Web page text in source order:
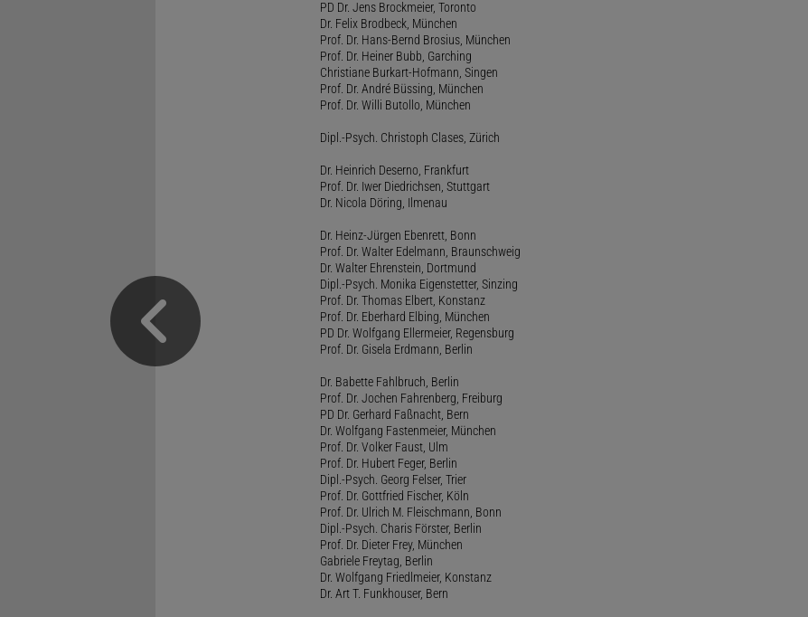
PD Dr. Jens Brockmeier, Toronto
Dr. Felix Brodbeck, München
Prof. Dr. Hans-Bernd Brosius, München
Prof. Dr. Heiner Bubb, Garching
Christiane Burkart-Hofmann, Singen
Prof. Dr. André Büssing, München
Prof. Dr. Willi Butollo, München
Dipl.-Psych. Christoph Clases, Zürich
Dr. Heinrich Deserno, Frankfurt
Prof. Dr. Iwer Diedrichsen, Stuttgart
Dr. Nicola Döring, Ilmenau
Dr. Heinz-Jürgen Ebenrett, Bonn
Prof. Dr. Walter Edelmann, Braunschweig
Dr. Walter Ehrenstein, Dortmund
Dipl.-Psych. Monika Eigenstetter, Sinzing
Prof. Dr. Thomas Elbert, Konstanz
Prof. Dr. Eberhard Elbing, München
PD Dr. Wolfgang Ellermeier, Regensburg
Prof. Dr. Gisela Erdmann, Berlin
Dr. Babette Fahlbruch, Berlin
Prof. Dr. Jochen Fahrenberg, Freiburg
PD Dr. Gerhard Faßnacht, Bern
Dr. Wolfgang Fastenmeier, München
Prof. Dr. Volker Faust, Ulm
Prof. Dr. Hubert Feger, Berlin
Dipl.-Psych. Georg Felser, Trier
Prof. Dr. Gottfried Fischer, Köln
Prof. Dr. Ulrich M. Fleischmann, Bonn
Dipl.-Psych. Charis Förster, Berlin
Prof. Dr. Dieter Frey, München
Gabriele Freytag, Berlin
Dr. Wolfgang Friedlmeier, Konstanz
Dr. Art T. Funkhouser, Bern